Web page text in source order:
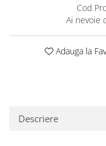
Adaptoare Audio
Cabluri Audio cu
Conectori Audio
Casti fara fir
Cod
Ai nevoie
Adauga la
Descriere